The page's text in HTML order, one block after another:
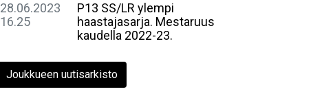
28.06.2023
16.25
P13 SS/LR ylempi
haastajasarja. Mestaruus
kaudella 2022-23.
Joukkueen uutisarkisto